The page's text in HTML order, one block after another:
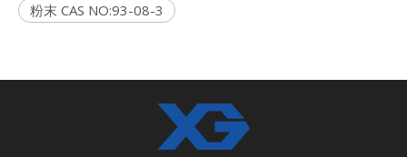
粉末 CAS NO:93-08-3